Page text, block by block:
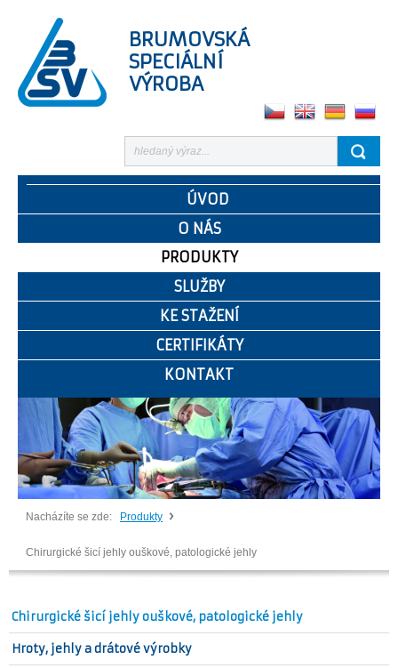
BRUMOVSKÁ
SPECIÁLNÍ
VÝROBA
ÚVOD
O NÁS
PRODUKTY
SLUŽBY
KE STAŽENÍ
CERTIFIKÁTY
KONTAKT
Nacházíte se zde: Produkty
Chirurgické šicí jehly ouškové, patologické jehly
Chirurgické šicí jehly ouškové, patologické jehly
Hroty, jehly a drátové výrobky